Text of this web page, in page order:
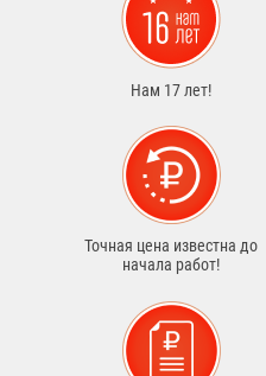
Нам 17 лет!
Точная цена известна до
начала работ!